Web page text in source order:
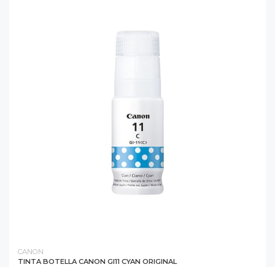
CANON
TINTA BOTELLA CANON GI11 CYAN ORIGINAL